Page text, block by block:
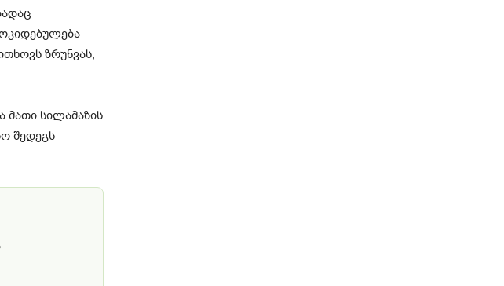
ზრუნვას,
მათი სილამაზის
შედეგს